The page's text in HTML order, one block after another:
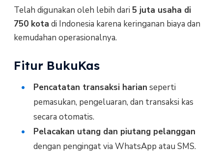
Telah digunakan oleh lebih dari 5 juta usaha di
750 kota di Indonesia karena keringanan biaya dan
kemudahan operasionalnya.
Fitur BukuKas
Pencatatan transaksi harian seperti
pemasukan, pengeluaran, dan transaksi kas
secara otomatis.
Pelacakan utang dan piutang pelanggan
dengan pengingat via WhatsApp atau SMS.